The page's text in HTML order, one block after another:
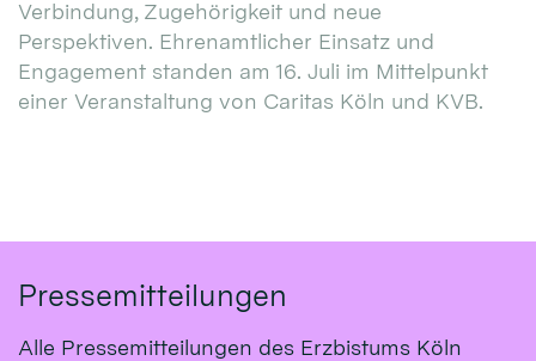
Verbindung, Zugehörigkeit und neue
Perspektiven. Ehrenamtlicher Einsatz und
Engagement standen am 16. Juli im Mittelpunkt
einer Veranstaltung von Caritas Köln und KVB.
Pressemitteilungen
Alle Pressemitteilungen des Erzbistums Köln